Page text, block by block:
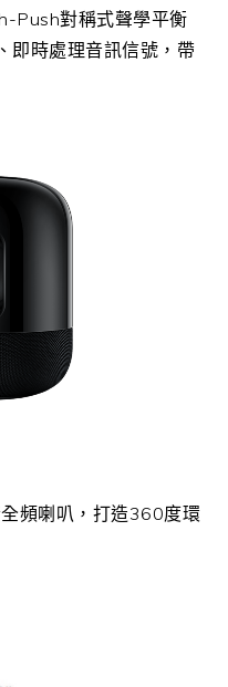
Push對稱式聲學平衡
即時處理音訊信號，帶
頻喇叭，打造360度環